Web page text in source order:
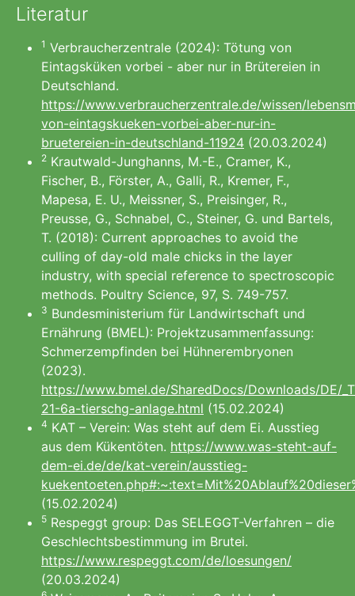
Literatur
1 Verbraucherzentrale (2024): Tötung von
Eintagsküken vorbei - aber nur in Brütereien in
Deutschland.
https://www.verbraucherzentrale.de/wissen/
von-eintagskueken-vorbei-aber-nur-in-
bruetereien-in-deutschland-11924 (20.03.2024)
2 Krautwald-Junghanns, M.-E., Cramer, K.,
Fischer, B., Förster, A., Galli, R., Kremer, F.,
Mapesa, E. U., Meissner, S., Preisinger, R.,
Preusse, G., Schnabel, C., Steiner, G. und Bartels,
T. (2018): Current approaches to avoid the
culling of day-old male chicks in the layer
industry, with special reference to spectroscopic
methods. Poultry Science, 97, S. 749-757.
3 Bundesministerium für Landwirtschaft und
Ernährung (BMEL): Projektzusammenfassung:
Schmerzempfinden bei Hühnerembryonen
(2023).
https://www.bmel.de/SharedDocs/Downloads/DE/
21-6a-tierschg-anlage.html (15.02.2024)
4 KAT – Verein: Was steht auf dem Ei. Ausstieg
aus dem Kükentöten. https://www.was-steht-auf-
dem-ei.de/de/kat-verein/ausstieg-
(15.02.2024)
5 Respeggt group: Das SELEGGT-Verfahren – die
Geschlechtsbestimmung im Brutei.
https://www.respeggt.com/de/loesungen/
(20.03.2024)